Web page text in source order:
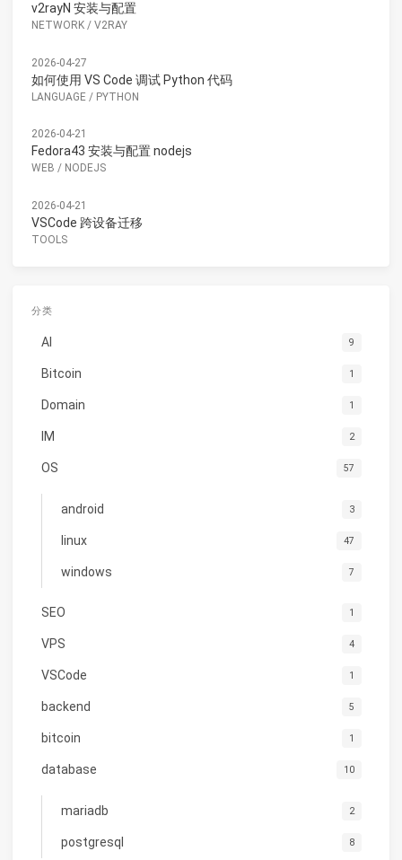
v2rayN 安装与配置
NETWORK / V2RAY
2026-04-27
如何使用 VS Code 调试 Python 代码
LANGUAGE / PYTHON
2026-04-21
Fedora43 安装与配置 nodejs
WEB / NODEJS
2026-04-21
VSCode 跨设备迁移
TOOLS
分类
AI 9
Bitcoin 1
Domain 1
IM 2
OS 57
android 3
linux 47
windows 7
SEO 1
VPS 4
VSCode 1
backend 5
bitcoin 1
database 10
mariadb 2
postgresql 8